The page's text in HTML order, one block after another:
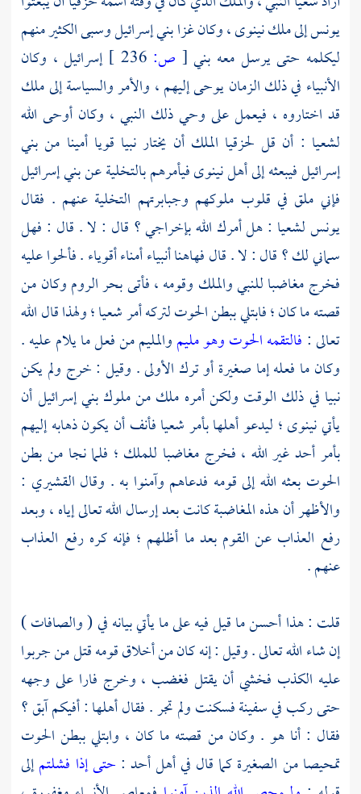
يونسإلى ملكنينوى ،وكان غزابني إسرائيلوسبى الكثير منهم
ليكلمه حتى يرسل معه بني [ ص: إسرائيل ، وكان
الأنبياء في ذلك الزمان يوحى إليهم ، والأمر والسياسة إلى ملك
قد اختاروه ، فيعمل على وحي ذلك النبي ، وكان أوحى الله
لشعيا : أن قل لحزقيا الملك أن يختار نبيا قويا أمينا من بني
إسرائيلفيبعثه إلى أهلنينوىفيأمرهم بالتخلية عنبني إسرائيل
فإني ملق في قلوب ملوكهم وجبابرتهم التخلية عنهم . فقال
يونسلشعيا : هل أمرك الله بإخراجي ؟ قال : لا . قال : فهل
سماني لك ؟ قال : لا . قال فهاهنا أنبياء أمناء أقوياء . فألحوا عليه
فخرج مغاضبا للنبي والملك وقومه ، فأتىبحر الروموكان من
قصته ما كان ؛ فابتلي ببطن الحوت لتركه أمرشعيا ؛ولهذا قال الله
تعالى : فالتقمه الحوت وهو مليموالمليم من فعل ما يلام عليه .
وكان ما فعله إما صغيرة أو ترك الأولى . وقيل : خرج ولم يكن
نبيا في ذلك الوقت ولكن أمره ملك من ملوكبني إسرائيلأن
يأتينينوى ؛ ليدعو أهلها بأمرشعيافأنف أن يكون ذهابه إليهم
بأمر أحد غير الله ، فخرج مغاضبا للملك ؛ فلما نجا من بطن
الحوت بعثه الله إلى قومه فدعاهم وآمنوا به . وقال القشيري :
والأظهر أن هذه المغاضبة كانت بعد إرسال الله تعالى إياه ، وبعد
رفع العذاب عن القوم بعد ما أظلهم ؛ فإنه كره رفع العذاب
عنهم .
قلت : هذا أحسن ما قيل فيه على ما يأتي بيانه في ( والصافات )
إن شاء الله تعالى . وقيل : إنه كان من أخلاق قومه قتل من جربوا
عليه الكذب فخشي أن يقتل فغضب ، وخرج فارا على وجهه
حتى ركب في سفينة فسكنت ولم تجر . فقال أهلها : أفيكم آبق ؟
فقال : أنا هو . وكان من قصته ما كان ، وابتلي ببطن الحوت
تمحيصا من الصغيرة كما قال في أهل أحد : حتى إذا فشلتمإلى